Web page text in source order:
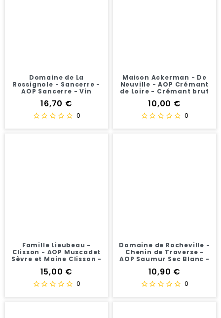
Domaine de La
Rossignole - Sancerre -
AOP Sancerre - Vin
Prix
16,70 €
0
Maison Ackerman - De
Neuville - AOP Crémant
de Loire - Crémant brut
Prix
10,00 €
0
Famille Lieubeau -
Clisson - AOP Muscadet
Sèvre et Maine Clisson -
Prix
15,00 €
0
Domaine de Rocheville -
Chenin de Traverse -
AOP Saumur Sec Blanc -
Prix
10,90 €
0